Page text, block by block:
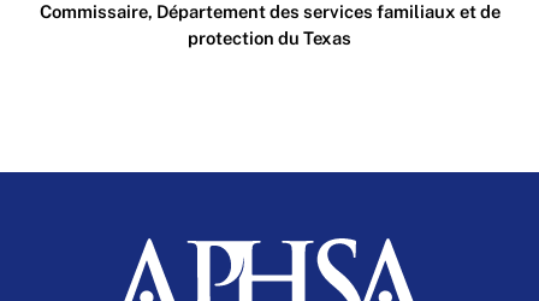
Commissaire, Département des services familiaux et de
protection du Texas